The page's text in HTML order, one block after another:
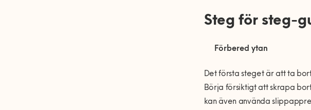
Steg för steg-
Förbered ytan
Det första steget är att ta
Börja försiktigt att skrapa
kan även använda